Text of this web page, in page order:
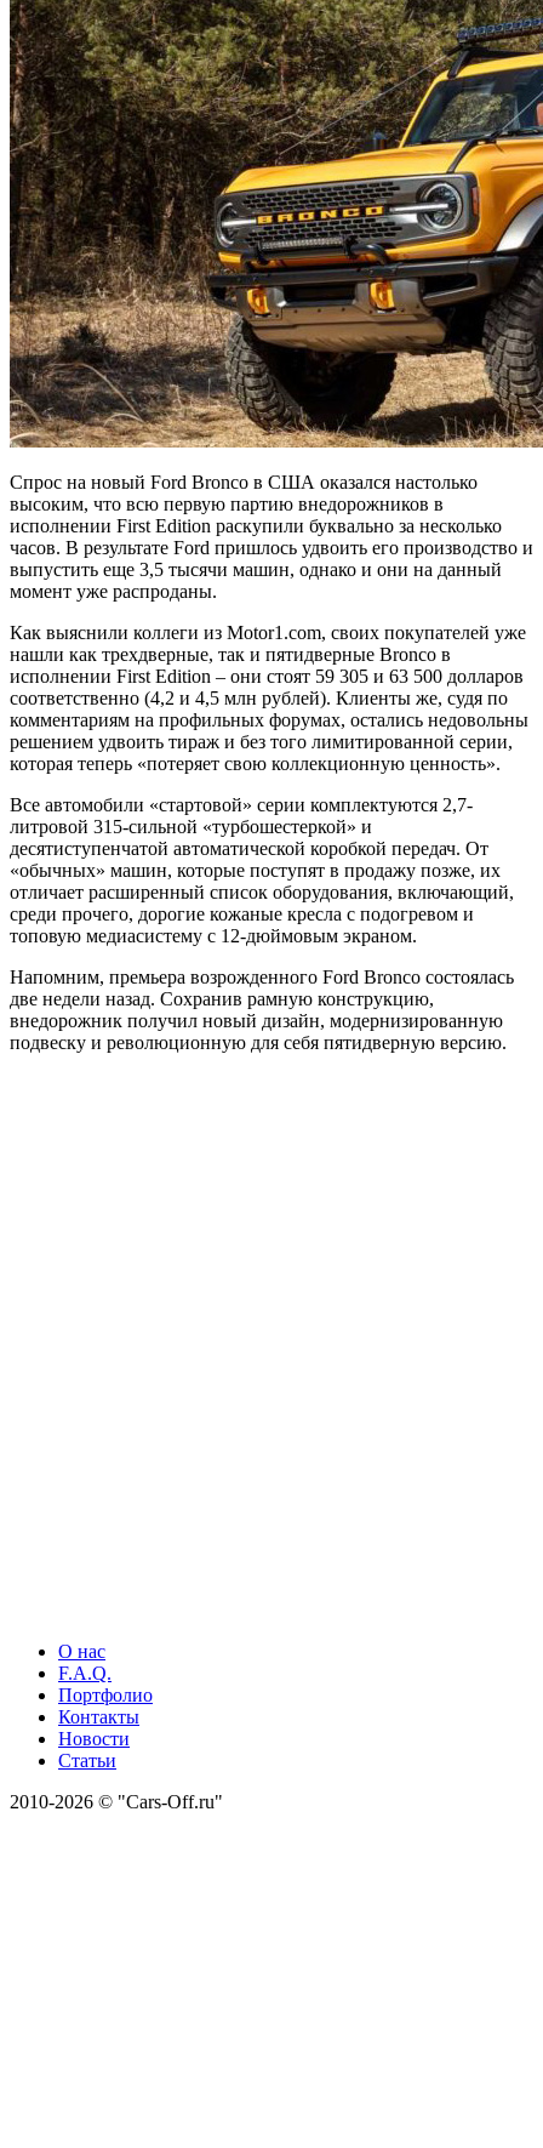
Спрос на новый Ford Bronco в США оказался настолько
высоким, что всю первую партию внедорожников в
исполнении First Edition раскупили буквально за несколько
часов. В результате Ford пришлось удвоить его производство и
выпустить еще 3,5 тысячи машин, однако и они на данный
момент уже распроданы.
Как выяснили коллеги из Motor1.com, своих покупателей уже
нашли как трехдверные, так и пятидверные Bronco в
исполнении First Edition – они стоят 59 305 и 63 500 долларов
соответственно (4,2 и 4,5 млн рублей). Клиенты же, судя по
комментариям на профильных форумах, остались недовольны
решением удвоить тираж и без того лимитированной серии,
которая теперь «потеряет свою коллекционную ценность».
Все автомобили «стартовой» серии комплектуются 2,7-
литровой 315-сильной «турбошестеркой» и
десятиступенчатой автоматической коробкой передач. От
«обычных» машин, которые поступят в продажу позже, их
отличает расширенный список оборудования, включающий,
среди прочего, дорогие кожаные кресла с подогревом и
топовую медиасистему с 12-дюймовым экраном.
Напомним, премьера возрожденного Ford Bronco состоялась
две недели назад. Сохранив рамную конструкцию,
внедорожник получил новый дизайн, модернизированную
подвеску и революционную для себя пятидверную версию.
О нас
F.A.Q.
Портфолио
Контакты
Новости
Статьи
2010-2026 © "Cars-Off.ru"